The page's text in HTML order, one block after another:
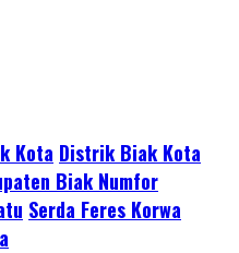
Kota Distrik Biak Kota
Biak Numfor
Serda Feres Korwa